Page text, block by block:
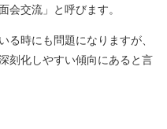
会交流」と呼びます。
時にも問題になりますが、
刻化しやすい傾向にあると言